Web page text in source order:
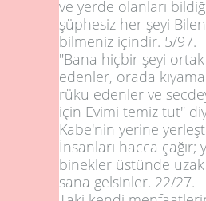
ve yerde olanları
şüphesiz her şeyi
bilmeniz içindir. 5/97.
"Bana hiçbir şeyi
edenler, orada
rüku edenler ve
için Evimi temiz tut"
Kabe'nin yerine
İnsanları hacca çağır;
binekler üstünde
sana gelsinler. 22/27.